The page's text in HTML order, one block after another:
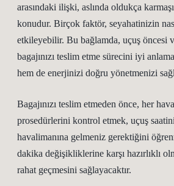
arasındaki ilişki, aslında oldukça
konudur. Birçok faktör, seyahatinizin
etkileyebilir. Bu bağlamda, uçuş öncesi
bagajınızı teslim etme sürecini iyi
hem de enerjinizi doğru yönetmenizi
Bagajınızı teslim etmeden önce, her
prosedürlerini kontrol etmek, uçuş
havalimanına gelmeniz gerektiğini
dakika değişikliklerine karşı hazırlıklı
rahat geçmesini sağlayacaktır.